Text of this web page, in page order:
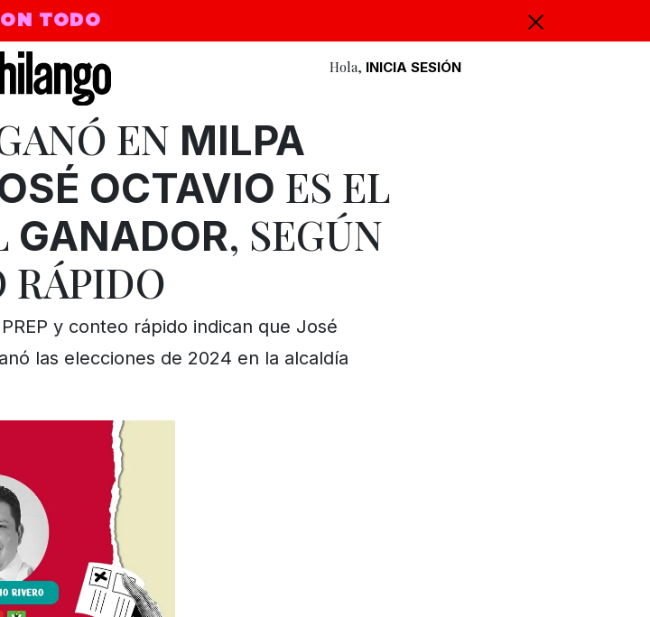
TODO
Hola, INICIA SESIÓN
EN MILPA
OCTAVIO ES EL
GANADOR, SEGÚN
RÁPIDO
y conteo rápido indican que José
las elecciones de 2024 en la alcaldía